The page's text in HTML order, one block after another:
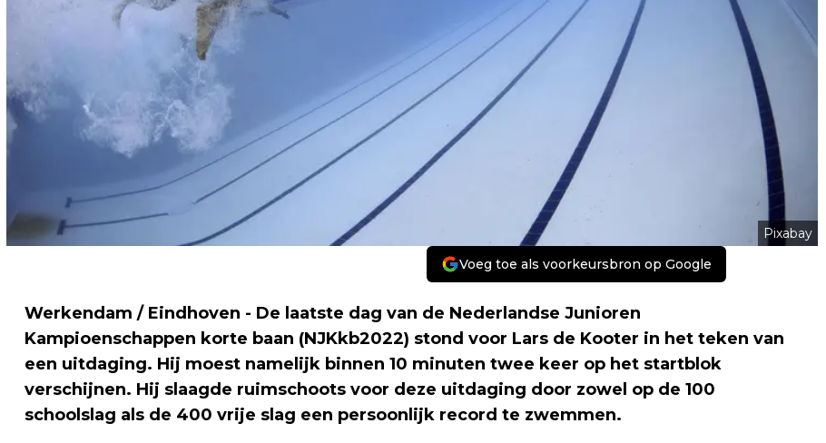
Pixabay
Voeg toe als voorkeursbron op Google
Werkendam / Eindhoven - De laatste dag van de Nederlandse Junioren
Kampioenschappen korte baan (NJKkb2022) stond voor Lars de Kooter in het teken van
een uitdaging. Hij moest namelijk binnen 10 minuten twee keer op het startblok
verschijnen. Hij slaagde ruimschoots voor deze uitdaging door zowel op de 100
schoolslag als de 400 vrije slag een persoonlijk record te zwemmen.